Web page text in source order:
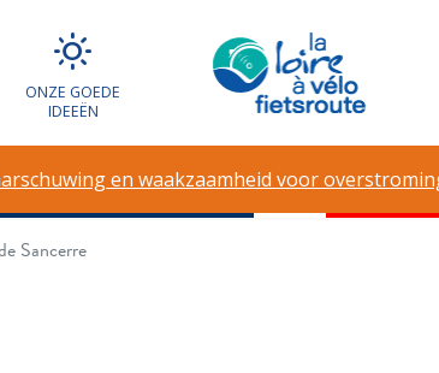
ONZE GOEDE
IDEEËN
en waakzaamheid voor
au
Sancerre